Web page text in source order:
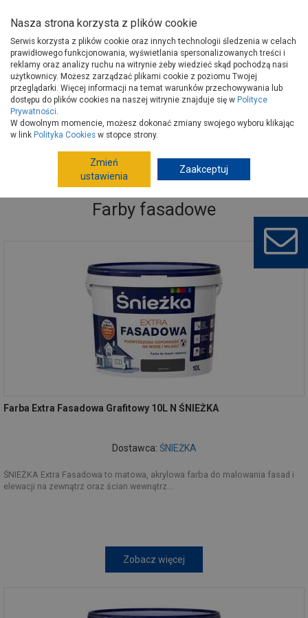
Strona główna Wykończenie Farby
Farby fasadowe
Farby fasadowe
Farby fasadowe
Farba Extra Fasadowa Grafitowy 10L N ŚNIEŻKA
Dostawca: ŚNIEŻKA
ŚNIEŻKA Extra Fasadowa to matowa, akrylowa farba do malowania fasad i
elewacji na zewnątrz oraz ścian wewnątrz...
Zobacz więcej
Nasza strona korzysta z plików cookie
Serwis korzysta z plików cookie oraz innych technologii śledzenia w celach
prawidłowego funkcjonowania, wyświetlania spersonalizowanych treści i
reklamy oraz analizy ruchu na witrynie żeby wiedzieć skąd pochodzą nasi
użytkownicy. Możesz zarządzać plikami cookie z poziomu Twojej
przeglądarki. Więcej informacji na temat warunków przechowywania lub
dostępu do plików cookies na naszej witrynie znajduje się w Polityce
Prywatności.
W dowolnym momencie, możesz dokonać zmiany swojego wyboru klikając
w link Polityka Cookies w stopce strony.
Zmień
ustawienia
Zaakceptuj